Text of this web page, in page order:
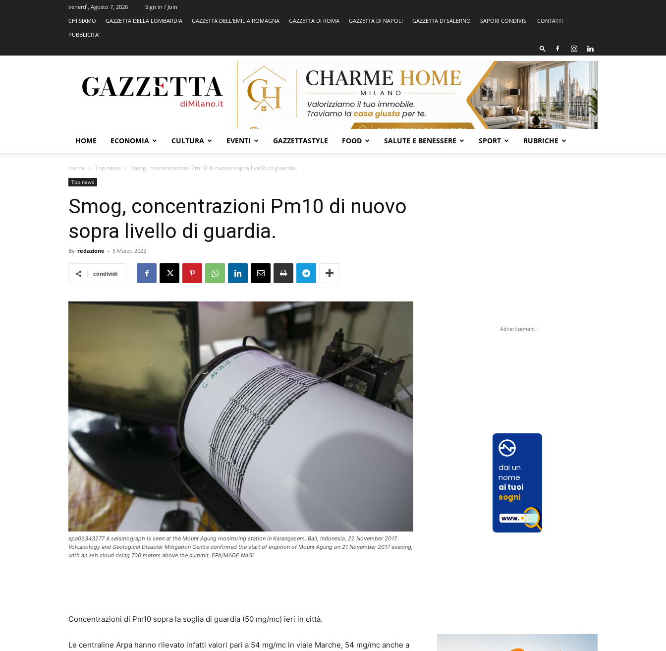
venerdì, Agosto 7, 2026
Sign in / Join
CHI SIAMO
GAZZETTA DELLA LOMBARDIA GAZZETTA DELL’EMILIA ROMAGNA GAZZETTA DI ROMA GAZZETTA DI NAPOLI GAZZETTA DI SALERNO SAPORI CONDIVISI
CONTATTI
PUBBLICITA’
HOME ECONOMIA CULTURA EVENTI GAZZETTASTYLE FOOD SALUTE E BENESSERE SPORT RUBRICHE
Home Top news Smog, concentrazioni Pm10 di nuovo sopra livello di guardia.
Top news
Smog, concentrazioni Pm10 di nuovo
sopra livello di guardia.
By redazione - 5 Marzo 2022
condividi
epa06343277 A seismograph is seen at the Mount Agung monitoring station in Karangasem, Bali, Indonesia, 22 November 2017.
Volcanology and Geological Disaster Mitigation Centre confirmed the start of eruption of Mount Agung on 21 November 2017 evening,
with an ash cloud rising 700 meters above the summit. EPA/MADE NAGI
Concentrazioni di Pm10 sopra la soglia di guardia (50 mg/mc) ieri in città.
Le centraline Arpa hanno rilevato infatti valori pari a 54 mg/mc in viale Marche, 54 mg/mc anche a
- Advertisement -